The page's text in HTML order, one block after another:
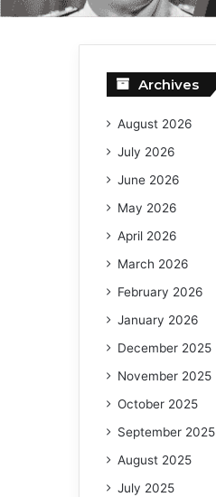
Archives
August 2026
July 2026
June 2026
May 2026
April 2026
March 2026
February 2026
January 2026
December 2025
November 2025
October 2025
September 2025
August 2025
July 2025